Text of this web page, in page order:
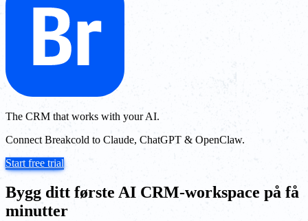
The CRM that works with your AI.
Connect Breakcold to Claude, ChatGPT & OpenClaw.
Start free trial
Bygg ditt første AI CRM-workspace på få
minutter